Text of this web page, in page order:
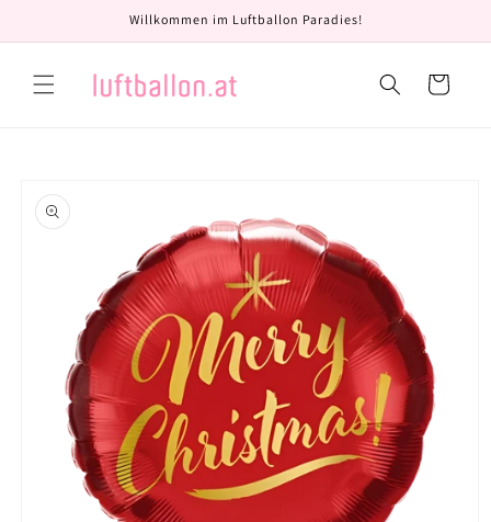
Inhalt
Willkommen im Luftballon Paradies!
Warenkorb